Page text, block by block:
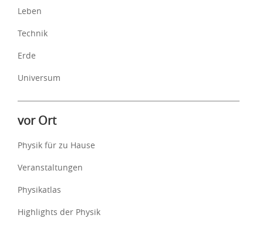
Leben
Technik
Erde
Universum
vor Ort
Physik für zu Hause
Veranstaltungen
Physikatlas
Highlights der Physik